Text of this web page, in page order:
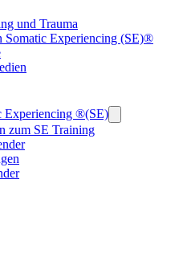
und Trauma
Somatic Experiencing (SE)®
Experiencing ®(SE)
zum SE Training